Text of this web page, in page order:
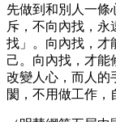
先做到和別人一條
斥，不向內找，永
找」。向內找，才
己。向內找，才能
改變人心，而人的
閡，不用做工作，